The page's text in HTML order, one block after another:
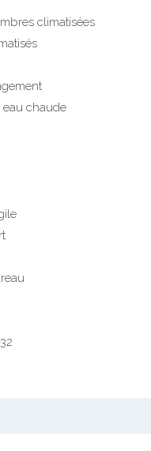
climatisées
eau chaude